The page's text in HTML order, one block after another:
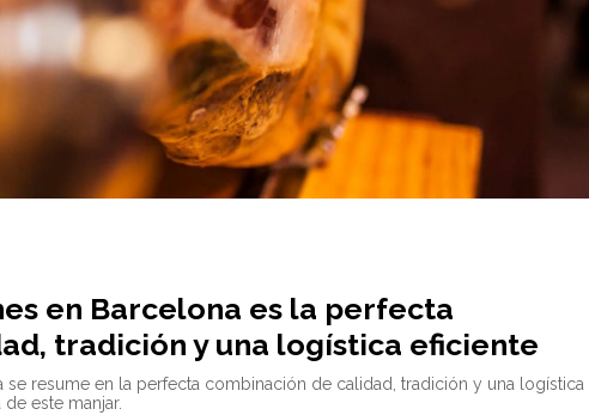
en Barcelona es la perfecta
tradición y una logística eficiente
se resume en la perfecta combinación de calidad, tradición y una logística
este manjar.